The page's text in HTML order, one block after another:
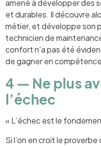
amené à développer des
et durables. Il découvre
métier, et développe son
technicien de
confort n’a pas été
de gagner en
4 — Ne plus
l’échec
« L’échec est le
Si l’on en croit le